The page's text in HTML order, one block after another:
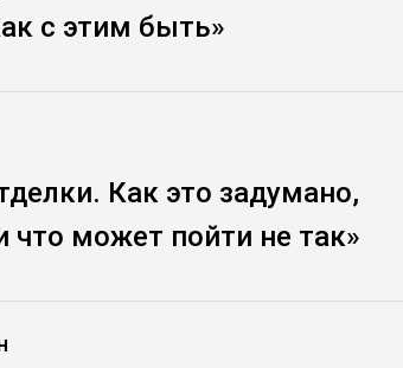
с этим быть»
Как это задумано,
что может пойти не так»